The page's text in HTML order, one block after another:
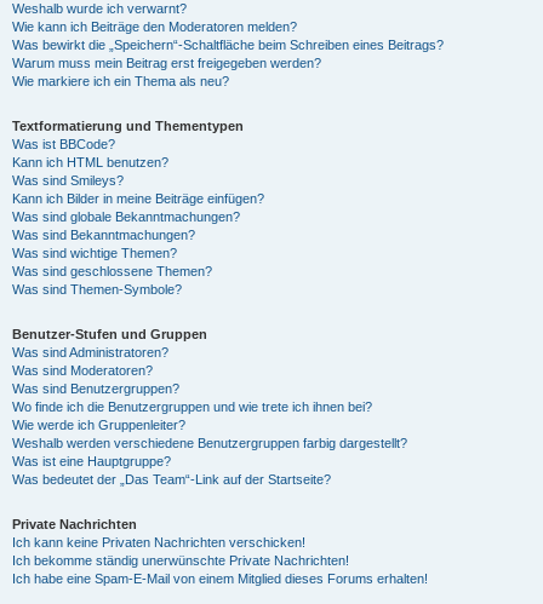
Weshalb wurde ich verwarnt?
Wie kann ich Beiträge den Moderatoren melden?
Was bewirkt die „Speichern“-Schaltfläche beim Schreiben eines Beitrags?
Warum muss mein Beitrag erst freigegeben werden?
Wie markiere ich ein Thema als neu?
Textformatierung und Thementypen
Was ist BBCode?
Kann ich HTML benutzen?
Was sind Smileys?
Kann ich Bilder in meine Beiträge einfügen?
Was sind globale Bekanntmachungen?
Was sind Bekanntmachungen?
Was sind wichtige Themen?
Was sind geschlossene Themen?
Was sind Themen-Symbole?
Benutzer-Stufen und Gruppen
Was sind Administratoren?
Was sind Moderatoren?
Was sind Benutzergruppen?
Wo finde ich die Benutzergruppen und wie trete ich ihnen bei?
Wie werde ich Gruppenleiter?
Weshalb werden verschiedene Benutzergruppen farbig dargestellt?
Was ist eine Hauptgruppe?
Was bedeutet der „Das Team“-Link auf der Startseite?
Private Nachrichten
Ich kann keine Privaten Nachrichten verschicken!
Ich bekomme ständig unerwünschte Private Nachrichten!
Ich habe eine Spam-E-Mail von einem Mitglied dieses Forums erhalten!